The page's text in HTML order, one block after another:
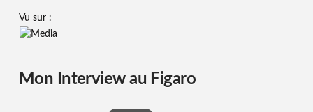
Vu sur :
Mon Interview au Figaro